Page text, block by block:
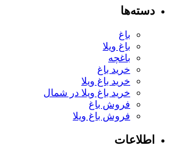
دسته‌ها
باغ
باغ ویلا
باغچه
خرید باغ
خرید باغ ویلا
خرید باغ ویلا در شمال
فروش باغ
فروش باغ ویلا
اطلاعات